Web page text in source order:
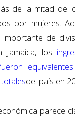
de la mitad de
por mujeres.
de
Jamaica, los
del país en
parece